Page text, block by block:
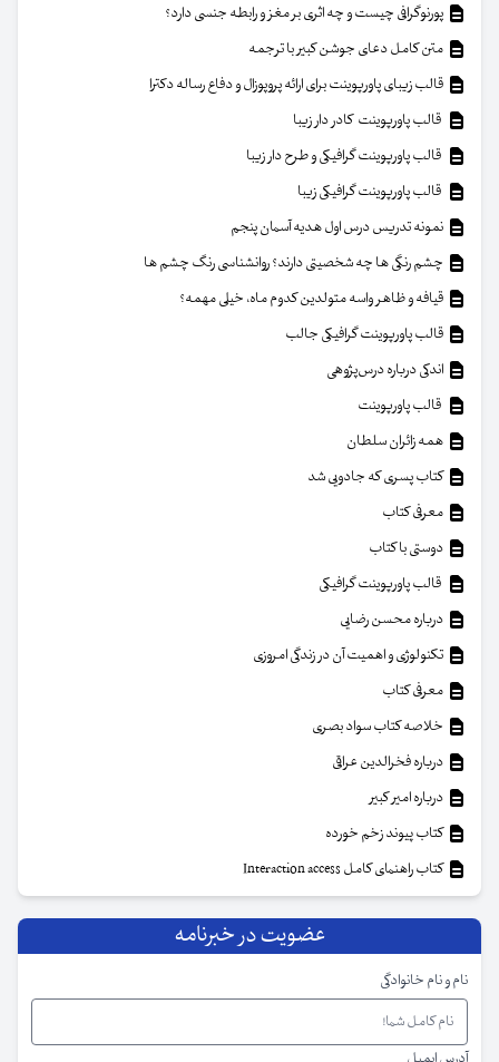
پورنوگرافی چیست و چه اثری بر مغز و رابطه جنسی دارد؟
متن کامل دعای جوشن کبیر با ترجمه
قالب زیبای پاورپوینت برای ارائه پروپوزال و دفاع رساله دکترا
قالب پاورپوینت کادر دار زیبا
قالب پاورپوینت گرافیکی و طرح دار زیبا
قالب پاورپوینت گرافیکی زیبا
نمونه تدریس درس اول هدیه آسمان پنجم
چشم رنگی ها چه شخصیتی دارند؟ روانشناسی رنگ چشم ها
قیافه و ظاهر واسه متولدین کدوم ماه، خیلی مهمه؟
قالب پاورپوینت گرافیکی جالب
اندکی درباره درس‌پژوهی
قالب پاورپوینت
همه زائران سلطان
کتاب پسری که جادویی شد
معرفی کتاب
دوستی با کتاب
قالب پاورپوینت گرافیکی
درباره محسن رضایی
تکنولوژی و اهمیت آن در زندگی امروزی
معرفی کتاب
خلاصه کتاب سواد بصری
درباره فخرالدین عراقی
درباره امیر کبیر
کتاب پیوند زخم خورده
کتاب راهنمای کامل Interaction access
عضویت در خبرنامه
نام و نام خانوادگی